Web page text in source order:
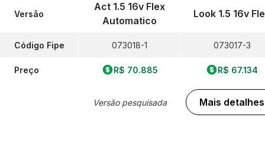
Versão
Código Fipe
Preço
Act 1.5 16v Flex
Automatico
073018-1
R$ 70.885
Versão pesquisada
Look 1.5 16v
073017-3
R$ 67.134
Mais detalhes